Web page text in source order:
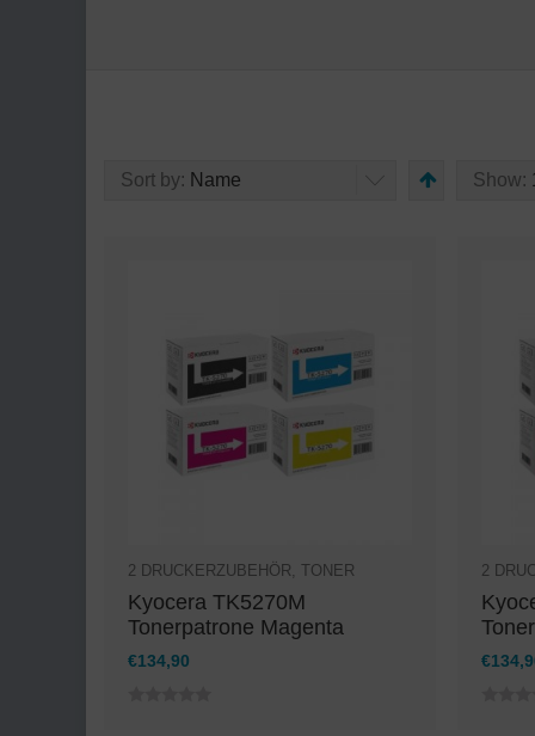
Sort by: Name Show:
2 DRUCKERZUBEHÖR, TONER
Kyocera TK5270M
Tonerpatrone Magenta
€134,90
2
€